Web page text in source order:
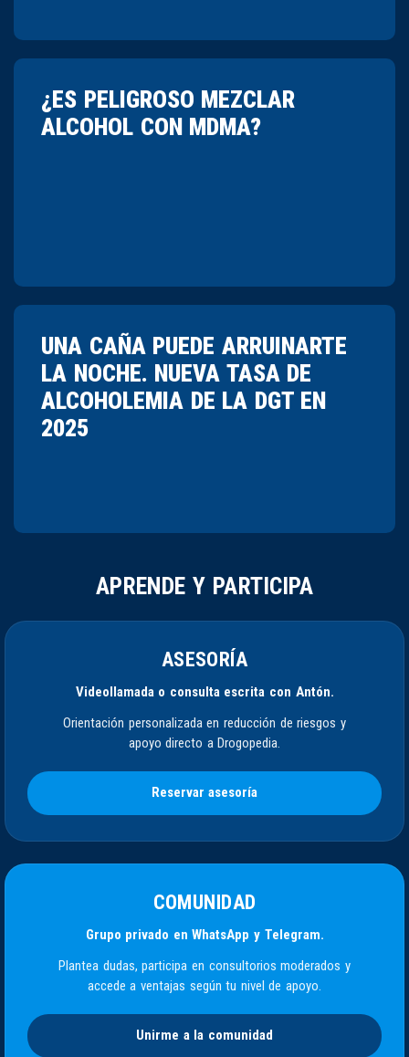
¿ES PELIGROSO MEZCLAR
ALCOHOL CON MDMA?
UNA CAÑA PUEDE ARRUINARTE
LA NOCHE. NUEVA TASA DE
ALCOHOLEMIA DE LA DGT EN
2025
APRENDE Y PARTICIPA
ASESORÍA
Videollamada o consulta escrita con Antón.
Orientación personalizada en reducción de riesgos y
apoyo directo a Drogopedia.
Reservar asesoría
COMUNIDAD
Grupo privado en WhatsApp y Telegram.
Plantea dudas, participa en consultorios moderados y
accede a ventajas según tu nivel de apoyo.
Unirme a la comunidad